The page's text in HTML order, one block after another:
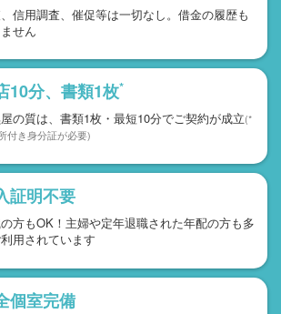
信用調査、催促等は一切なし。借金の履歴も
せん
10分、書類1枚*
の質は、書類1枚・最短10分でご契約が成立(*
付き身分証が必要)
証明不要
方もOK！主婦や定年退職された年配の方も多
用されています
個室完備